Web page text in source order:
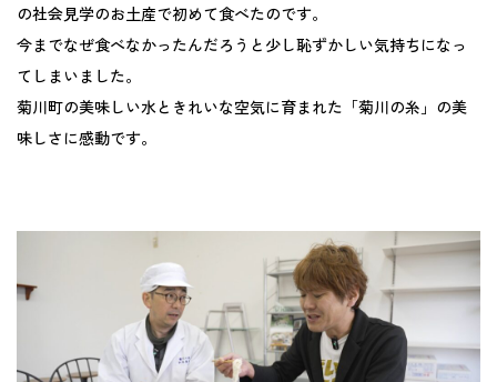
の社会見学のお土産で初めて食べたのです。
今までなぜ食べなかったんだろうと少し恥ずかしい気持ちになっ
てしまいました。
菊川町の美味しい水ときれいな空気に育まれた「菊川の糸」の美
味しさに感動です。